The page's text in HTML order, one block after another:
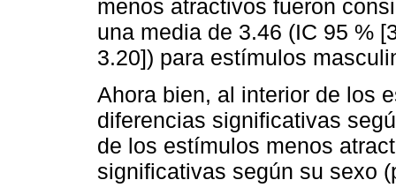
menos atractivos fueron
una media de 3.46 (IC 95 %
3.20]) para estímulos
Ahora bien, al interior de los
diferencias significativas
de los estímulos menos
significativas según su sexo